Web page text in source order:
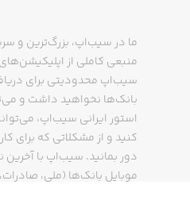
ما در سیب‌اپ، بزرگ‌ترین و
منبعی کاملی از
سیب‌اپ محدودیتی برای
بانک‌ها نخواهید داشت و
استور ایرانی سیب‌اپ،
دور بمانید. سیب‌اپ با آخرین
موبایل بانک‌ها (ملی،